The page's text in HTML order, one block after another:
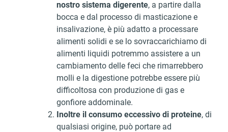
dalla Dichiarazione sui cookie.
Utilizziamo i cookie per personalizzare contenuti ed
annunci, per fornire funzionalità dei social media e per
analizzare il nostro traffico. Condividiamo inoltre
informazioni sul modo in cui utilizza il nostro sito con i
nostri partner che si occupano di analisi dei dati web,
pubblicità e social media, i quali potrebbero combinarle
con altre informazioni che ha fornito loro o che hanno
raccolto dal suo utilizzo dei loro servizi.
nostro sistema digerente, a partire dalla
bocca e dal processo di masticazione e
insalivazione, è più adatto a processare
alimenti solidi e se lo sovraccarichiamo di
alimenti liquidi potremmo assistere a un
cambiamento delle feci che rimarrebbero
molli e la digestione potrebbe essere più
difficoltosa con produzione di gas e
gonfiore addominale.
Inoltre il consumo eccessivo di proteine, di
qualsiasi origine, può portare ad